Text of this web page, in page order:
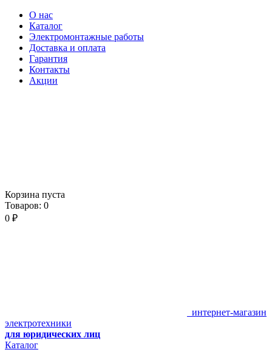
О нас
Каталог
Электромонтажные работы
Доставка и оплата
Гарантия
Контакты
Акции
Корзина пуста
Товаров: 0
0 ₽
интернет-магазин
электротехники
для юридических лиц
Каталог